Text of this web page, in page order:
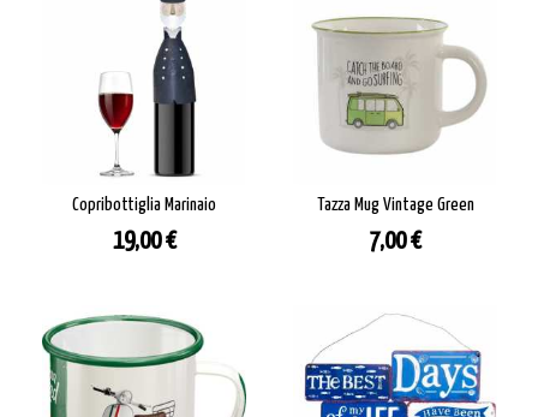
Copribottiglia Marinaio
Prezzo
19,00 €
Tazza Mug Vintage Green
Prezzo
7,00 €